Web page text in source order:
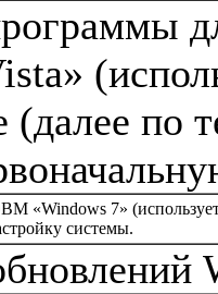
(далее
«Windows 7»
системы.